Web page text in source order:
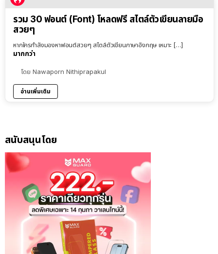
รวม 30 ฟอนต์ (Font) โหลดฟรี สไตล์ตัวเขียนลายมือ
สวยๆ
หากใครกำลังมองหาฟอนต์สวยๆ สไตล์ตัวเขียนภาษาอังกฤษ เหมาะ […]
มากกว่า
โดย Nawaporn Nithiprapakul
อ่านเพิ่มเติม
สนับสนุนโดย